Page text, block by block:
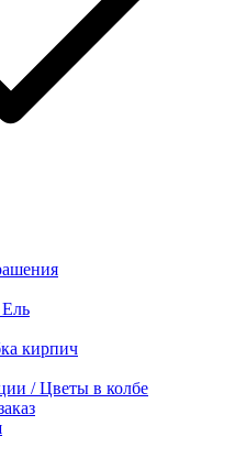
кирпич
/ Цветы в колбе